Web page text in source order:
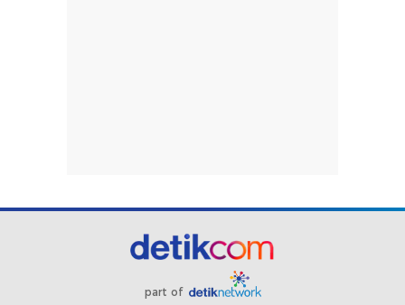
part of